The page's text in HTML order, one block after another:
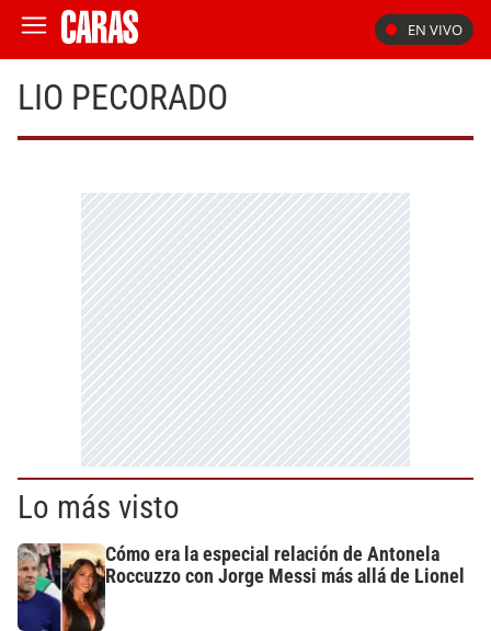
EN VIVO
LIO PECORADO
Lo más visto
Cómo era la especial relación de Antonela
Roccuzzo con Jorge Messi más allá de Lionel